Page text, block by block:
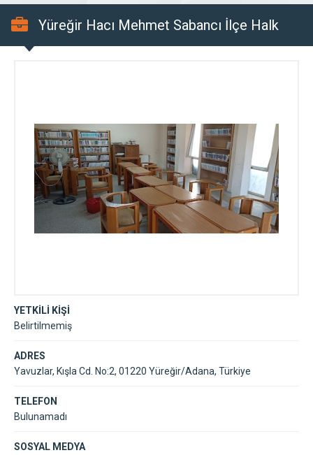
Yüreğir Hacı Mehmet Sabancı İlçe Halk
YETKİLİ KİŞİ
Belirtilmemiş
ADRES
Yavuzlar, Kışla Cd. No:2, 01220 Yüreğir/Adana, Türkiye
TELEFON
Bulunamadı
SOSYAL MEDYA